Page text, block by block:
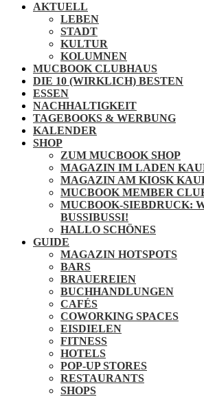
AKTUELL
LEBEN
STADT
KULTUR
KOLUMNEN
MUCBOOK CLUBHAUS
DIE 10 (WIRKLICH) BESTEN
ESSEN
NACHHALTIGKEIT
TAGEBOOKS & WERBUNG
KALENDER
SHOP
ZUM MUCBOOK SHOP
MAGAZIN IM LADEN
MAGAZIN AM KIOSK
MUCBOOK MEMBER
MUCBOOK-SIEBDRUCK:
BUSSIBUSSI!
HALLO SCHÖNES
GUIDE
MAGAZIN HOTSPOTS
BARS
BRAUEREIEN
BUCHHANDLUNGEN
CAFÉS
COWORKING SPACES
EISDIELEN
FITNESS
HOTELS
POP-UP STORES
RESTAURANTS
SHOPS